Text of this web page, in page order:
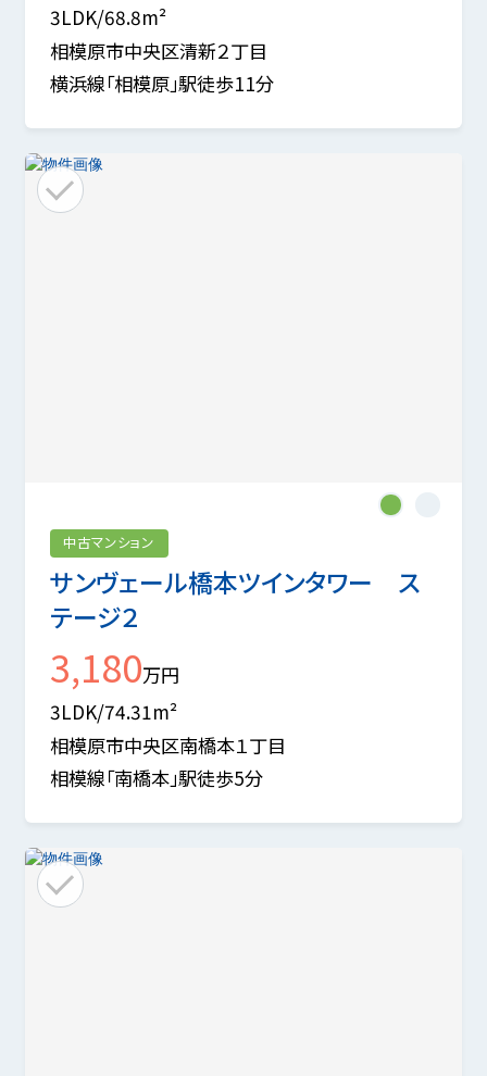
3LDK/68.8m²
相模原市中央区清新２丁目
横浜線「相模原」駅徒歩11分
サンヴェール橋本ツインタワー ス
テージ２
中古マンション
3,180万円
3LDK/74.31m²
相模原市中央区南橋本１丁目
相模線「南橋本」駅徒歩5分